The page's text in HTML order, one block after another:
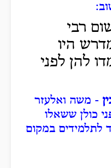
רבי
היו
להן לפני
- משה ואלעזר
כולן ששאלו
לתלמידים במקום